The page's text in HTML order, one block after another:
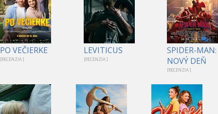
PO VEČIERKE
[RECENZIA ]
LEVITICUS
[RECENZIA ]
1
SPIDER-MAN:
NOVÝ DEŇ
[RECENZIA ]